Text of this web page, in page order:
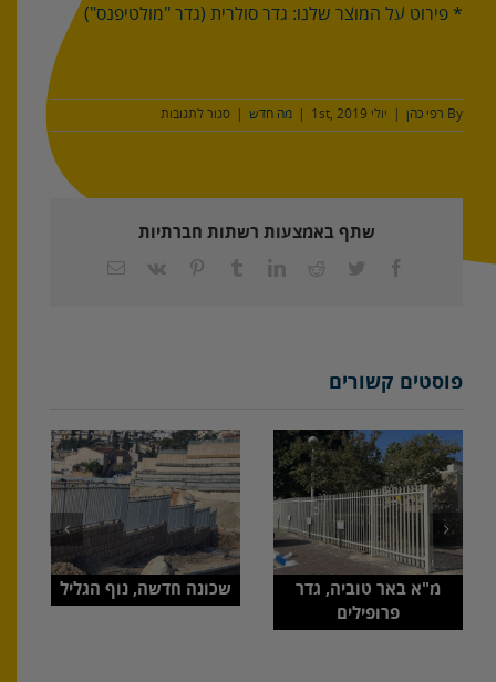
* פירוט על המוצר שלנו: גדר סולרית (גדר "מולטיפנס")
By רפי כהן | יולי 1st, 2019 | מה חדש | סגור לתגובות
"פרויקט
סולארית
שתף באמצעות רשתות חברתיות
Facebook
Twitter
Reddit
LinkedIn
Tumblr
Pinterest
כתובת
פוסטים קשורים
שכונה חדשה, נוף הגליל
מ"א באר טוביה, גדר
פרופילים